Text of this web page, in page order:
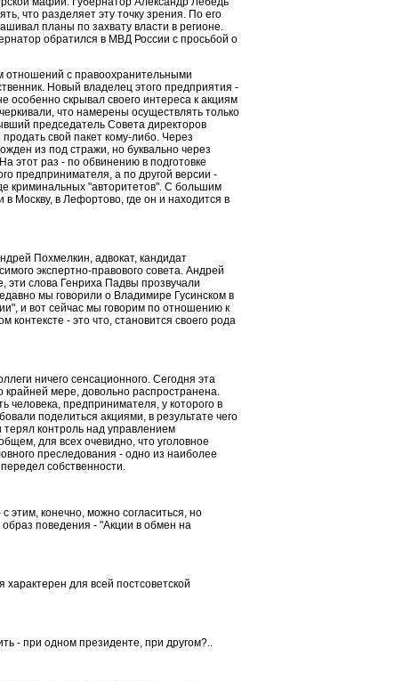
что разделяет эту точку зрения. По его
планы по захвату власти в регионе.
обратился в МВД России с просьбой о
отношений с правоохранительными
Новый владелец этого предприятия -
особенно скрывал своего интереса к акциям
что намерены осуществлять только
председатель Совета директоров
свой пакет кому-либо. Через
из под стражи, но буквально через
этот раз - по обвинению в подготовке
предпринимателя, а по другой версии -
криминальных "авторитетов". С большим
Москву, в Лефортово, где он и находится в
Похмелкин, адвокат, кандидат
экспертно-правового совета. Андрей
эти слова Генриха Падвы прозвучали
мы говорили о Владимире Гусинском в
и вот сейчас мы говорим по отношению к
- это что, становится своего рода
ничего сенсационного. Сегодня эта
крайней мере, довольно распространена.
предпринимателя, у которого в
поделиться акциями, в результате чего
контроль над управлением
для всех очевидно, что уголовное
преследования - одно из наиболее
собственности.
этим, конечно, можно согласиться, но
образ поведения - "Акции в обмен на
для всей постсоветской
- при одном президенте, при другом?..